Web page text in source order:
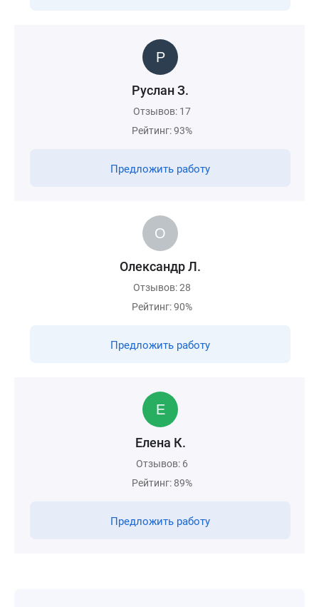
Руслан З.
Отзывов: 17
Рейтинг: 93%
Предложить работу
Олександр Л.
Отзывов: 28
Рейтинг: 90%
Предложить работу
Елена К.
Отзывов: 6
Рейтинг: 89%
Предложить работу